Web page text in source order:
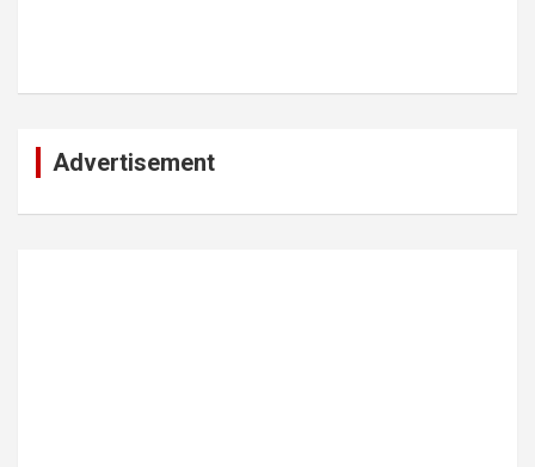
Advertisement